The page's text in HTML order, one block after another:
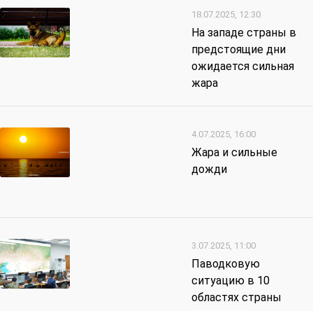
18.07.2025, 12:30
На западе страны в
предстоящие дни
ожидается сильная
жара
4.07.2025, 16:00
Жара и сильные
дожди
3.07.2025, 11:00
Паводковую
ситуацию в 10
областях страны